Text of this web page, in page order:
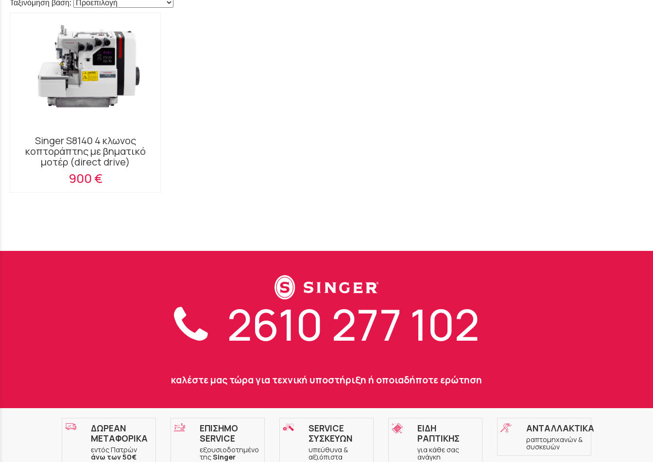
Ταξινόμηση βάση:
Singer S8140 4 κλωνος
κοπτοράπτης με βηματικό
μοτέρ (direct drive)
900 €
2610 277 102
καλέστε μας τώρα για τεχνική υποστήριξη ή οποιαδήποτε ερώτηση
ΔΩΡΕΑΝ
ΜΕΤΑΦΟΡΙΚΑ
εντός Πατρών
άνω των 50€
ΕΠΙΣΗΜΟ
SERVICE
εξουσιοδοτημένο
τηςSinger
SERVICE
ΣΥΣΚΕΥΩΝ
υπεύθυνα &
αξιόπιστα
ΕΙΔΗ
ΡΑΠΤΙΚΗΣ
για κάθε σας
ανάγκη
ΑΝΤΑΛΛΑΚΤΙΚΑ
ραπτομηχανών &
συσκευών